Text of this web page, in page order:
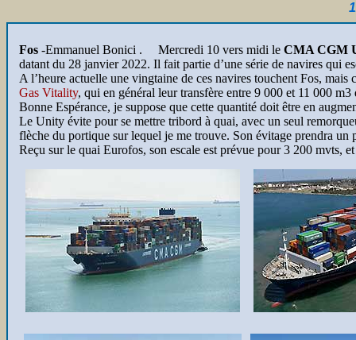
Fos -Emmanuel Bonici . Mercredi 10 vers midi le CMA CGM
datant du 28 janvier 2022. Il fait partie d’une série de navires qui
A l’heure actuelle une vingtaine de ces navires touchent Fos,
Gas Vitality, qui en général leur transfère entre 9 000 et 11 000
Bonne Espérance, je suppose que cette quantité doit être en
Le Unity évite pour se mettre tribord à quai, avec un seul
flèche du portique sur lequel je me trouve. Son évitage prendra un
Reçu sur le quai Eurofos, son escale est prévue pour 3 200 mvts,